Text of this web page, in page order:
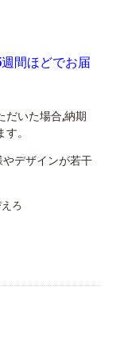
間ほどでお届
だいた場合,納期
。
デザインが若干
ろ